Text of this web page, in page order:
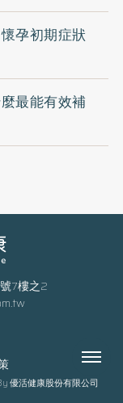
孕初期症狀
最能有效補
7樓之2
優活健康股份有限公司
Menu